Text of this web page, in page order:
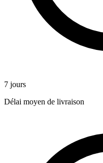
7 jours
Délai moyen de livraison